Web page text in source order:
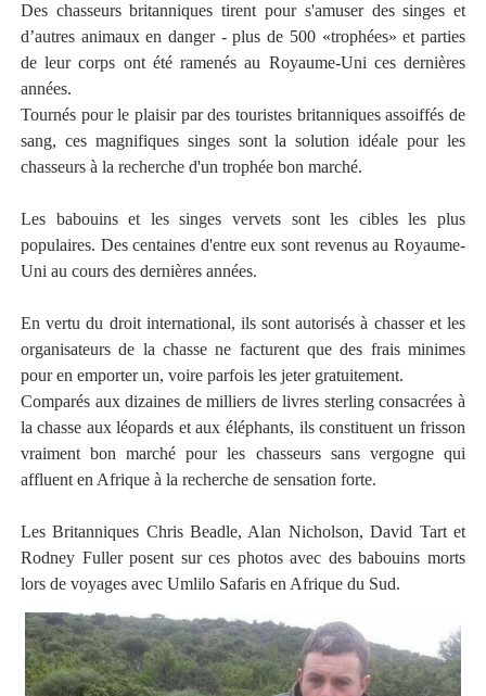
Des chasseurs britanniques tirent pour s'amuser des singes et
d’autres animaux en danger - plus de 500 «trophées» et parties
de leur corps ont été ramenés au Royaume-Uni ces dernières
années.
Tournés pour le plaisir par des touristes britanniques assoiffés de
sang, ces magnifiques singes sont la solution idéale pour les
chasseurs à la recherche d'un trophée bon marché.
Les babouins et les singes vervets sont les cibles les plus
populaires. Des centaines d'entre eux sont revenus au Royaume-
Uni au cours des dernières années.
En vertu du droit international, ils sont autorisés à chasser et les
organisateurs de la chasse ne facturent que des frais minimes
pour en emporter un, voire parfois les jeter gratuitement.
Comparés aux dizaines de milliers de livres sterling consacrées à
la chasse aux léopards et aux éléphants, ils constituent un frisson
vraiment bon marché pour les chasseurs sans vergogne qui
affluent en Afrique à la recherche de sensation forte.
Les Britanniques Chris Beadle, Alan Nicholson, David Tart et
Rodney Fuller posent sur ces photos avec des babouins morts
lors de voyages avec Umlilo Safaris en Afrique du Sud.